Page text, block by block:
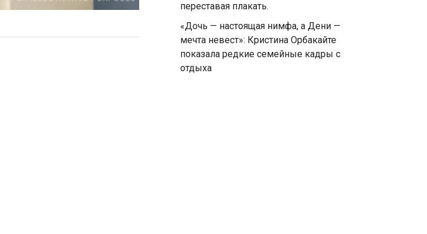
переставая плакать.
«Дочь — настоящая нимфа, а Дени —
мечта невест»: Кристина Орбакайте
показала редкие семейные кадры с
отдыха